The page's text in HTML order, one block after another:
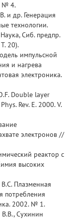
№ 4.
и др. Генерация
технологии.
Сиб. предпр.
20).
импульсной
и нагрева
электроника.
Double layer
Rev. E. 2000. V.
электронов //
реактор с
высоких
Плазменная
потребления
2002. № 1.
Сухинин